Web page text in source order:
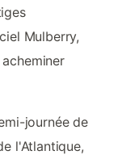
Mulberry,
journée de
l'Atlantique,